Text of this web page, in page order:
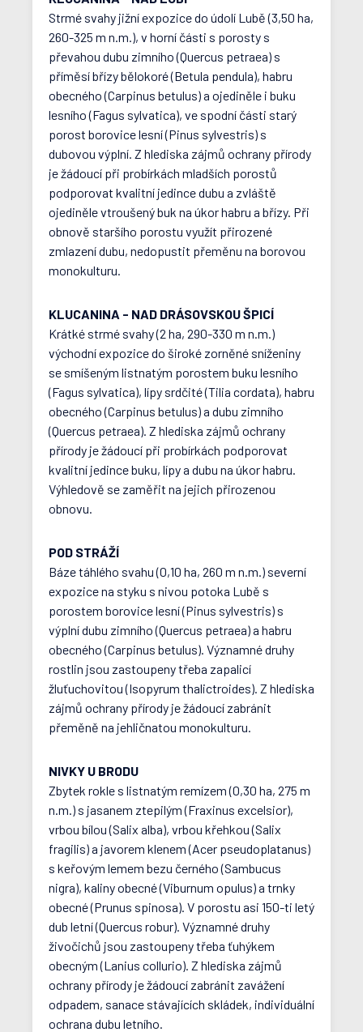
Strmé svahy jižní expozice do údolí Lubě (3,50 ha,
260-325 m n.m.), v horní části s porosty s
převahou dubu zimního (Quercus petraea) s
příměsí břízy bělokoré (Betula pendula), habru
obecného (Carpinus betulus) a ojediněle i buku
lesního (Fagus sylvatica), ve spodní části starý
porost borovice lesní (Pinus sylvestris) s
dubovou výplní. Z hlediska zájmů ochrany přírody
je žádoucí při probírkách mladších porostů
podporovat kvalitní jedince dubu a zvláště
ojediněle vtroušený buk na úkor habru a břízy. Při
obnově staršího porostu využít přirozené
zmlazení dubu, nedopustit přeměnu na borovou
monokulturu.
KLUCANINA - NAD DRÁSOVSKOU ŠPICÍ
Krátké strmé svahy (2 ha, 290-330 m n.m.)
východní expozice do široké zorněné sníženiny
se smíšeným listnatým porostem buku lesního
(Fagus sylvatica), lípy srdčité (Tilia cordata), habru
obecného (Carpinus betulus) a dubu zimního
(Quercus petraea). Z hlediska zájmů ochrany
přírody je žádoucí při probírkách podporovat
kvalitní jedince buku, lípy a dubu na úkor habru.
Výhledově se zaměřit na jejich přirozenou
obnovu.
POD STRÁŽÍ
Báze táhlého svahu (0,10 ha, 260 m n.m.) severní
expozice na styku s nivou potoka Lubě s
porostem borovice lesní (Pinus sylvestris) s
výplní dubu zimního (Quercus petraea) a habru
obecného (Carpinus betulus). Významné druhy
rostlin jsou zastoupeny třeba zapalicí
žluťuchovitou (Isopyrum thalictroides). Z hlediska
zájmů ochrany přírody je žádoucí zabránit
přeměně na jehličnatou monokulturu.
NIVKY U BRODU
Zbytek rokle s listnatým remízem (0,30 ha, 275 m
n.m.) s jasanem ztepilým (Fraxinus excelsior),
vrbou bílou (Salix alba), vrbou křehkou (Salix
fragilis) a javorem klenem (Acer pseudoplatanus)
s keřovým lemem bezu černého (Sambucus
nigra), kaliny obecné (Viburnum opulus) a trnky
obecné (Prunus spinosa). V porostu asi 150-ti letý
dub letní (Quercus robur). Významné druhy
živočichů jsou zastoupeny třeba ťuhýkem
obecným (Lanius collurio). Z hlediska zájmů
ochrany přírody je žádoucí zabránit zavážení
odpadem, sanace stávajících skládek, individuální
ochrana dubu letního.